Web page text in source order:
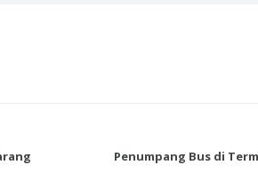
Penumpang Bus di